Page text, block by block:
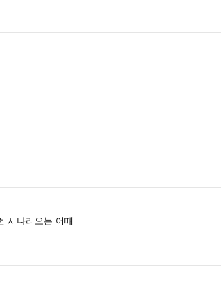
시나리오는 어때